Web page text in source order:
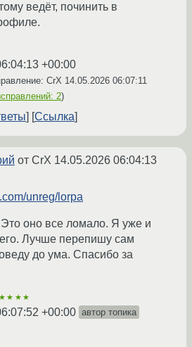
ведёт, починить в
+00:00
CrX 14.05.2026 06:07:11
2)
Ссылка
от CrX 14.05.2026 06:04:13
unreg/lorpa
оно все ломало. Я уже и
Лучше перепишу сам
до ума. Спасибо за
+00:00 автор топика